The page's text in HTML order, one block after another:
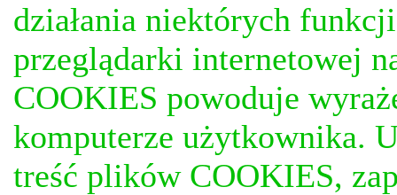
działania niektórych
przeglądarki internetowej
COOKIES powoduje
komputerze użytkownika.
treść plików COOKIES,